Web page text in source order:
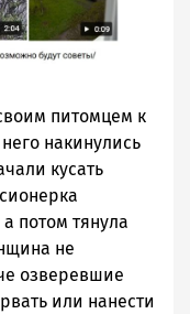
питомцем к
накинулись
кусать
потом тянула
не
озверевшие
или нанести